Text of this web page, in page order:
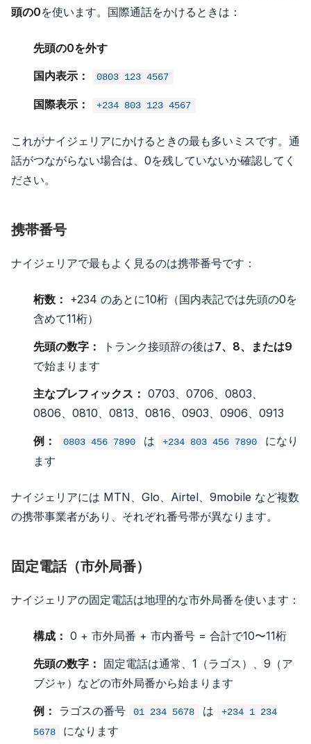
頭の0を使います。国際通話をかけるときは：
先頭の0を外す
国内表示：
0803 123 4567
国際表示： +234 803 123 4567
これがナイジェリアにかけるときの最も多いミスです。通
話がつながらない場合は、0を残していないか確認してく
ださい。
携帯番号
ナイジェリアで最もよく見るのは携帯番号です：
桁数： +234 のあとに10桁（国内表記では先頭の0を
含めて11桁）
先頭の数字：
トランク接頭辞の後は7、8、または9
で始まります
主なプレフィックス： 0703、0706、0803、
0806、0810、0813、0816、0903、0906、0913
例：
0803 456 7890 は +234 803 456 7890
になり
ます
ナイジェリアには MTN、Glo、Airtel、9mobile など複数
の携帯事業者があり、それぞれ番号帯が異なります。
固定電話（市外局番）
ナイジェリアの固定電話は地理的な市外局番を使います：
構成： 0 + 市外局番 + 市内番号 = 合計で10〜11桁
先頭の数字： 固定電話は通常、1（ラゴス）、9（ア
ブジャ）などの市外局番から始まります
例： ラゴスの番号 01 234 5678 は
+234 1 234
5678
になります